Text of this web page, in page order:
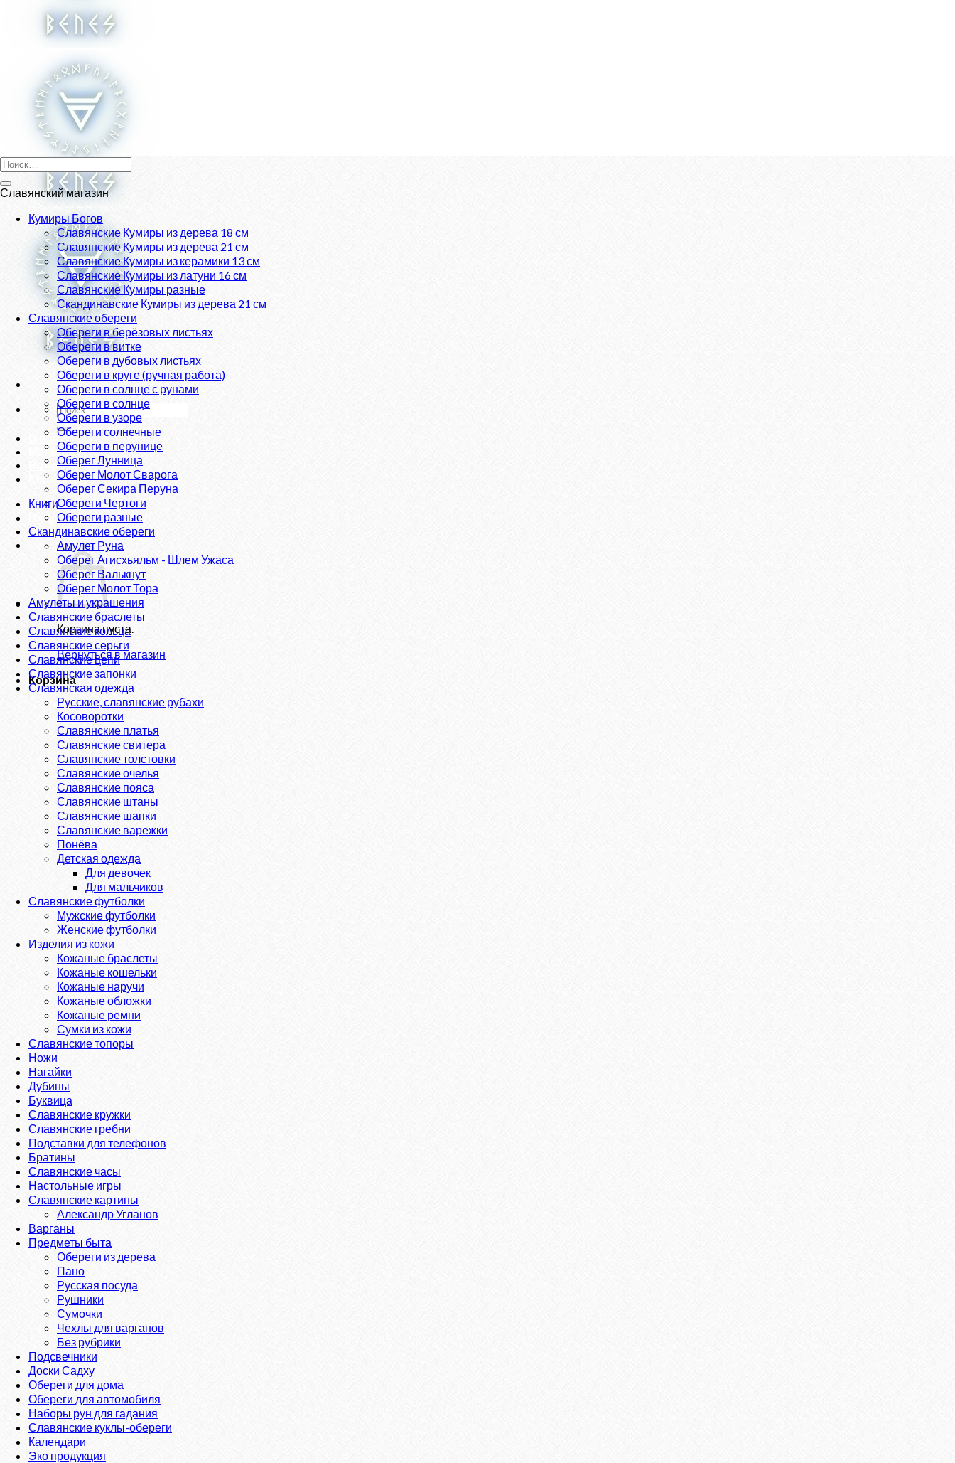
Искать:
О нас
Магазин
Новости
Контакты
Книги
Вход
Корзина пуста.
Вернуться в магазин
Корзина
Искать:
Славянский магазин
Кумиры Богов
Славянские Кумиры из дерева 18 см
Славянские Кумиры из дерева 21 см
Славянские Кумиры из керамики 13 см
Славянские Кумиры из латуни 16 см
Славянские Кумиры разные
Скандинавские Кумиры из дерева 21 см
Славянские обереги
Обереги в берёзовых листьях
Обереги в витке
Обереги в дубовых листьях
Обереги в круге (ручная работа)
Обереги в солнце с рунами
Обереги в солнце
Обереги в узоре
Обереги солнечные
Обереги в перунице
Оберег Лунница
Оберег Молот Сварога
Оберег Секира Перуна
Обереги Чертоги
Обереги разные
Скандинавские обереги
Амулет Руна
Оберег Агисхьяльм - Шлем Ужаса
Оберег Валькнут
Оберег Молот Тора
Амулеты и украшения
Славянские браслеты
Славянские кольца
Славянские серьги
Славянские цепи
Славянские запонки
Славянская одежда
Русские, славянские рубахи
Косоворотки
Славянские платья
Славянские свитера
Славянские толстовки
Славянские очелья
Славянские пояса
Славянские штаны
Славянские шапки
Славянские варежки
Понёва
Детская одежда
Для девочек
Для мальчиков
Славянские футболки
Мужские футболки
Женские футболки
Изделия из кожи
Кожаные браслеты
Кожаные кошельки
Кожаные наручи
Кожаные обложки
Кожаные ремни
Сумки из кожи
Славянские топоры
Ножи
Нагайки
Дубины
Буквица
Славянские кружки
Славянские гребни
Подставки для телефонов
Братины
Славянские часы
Настольные игры
Славянские картины
Александр Угланов
Варганы
Предметы быта
Обереги из дерева
Пано
Русская посуда
Рушники
Сумочки
Чехлы для варганов
Без рубрики
Подсвечники
Доски Садху
Обереги для дома
Обереги для автомобиля
Наборы рун для гадания
Славянские куклы-обереги
Календари
Эко продукция